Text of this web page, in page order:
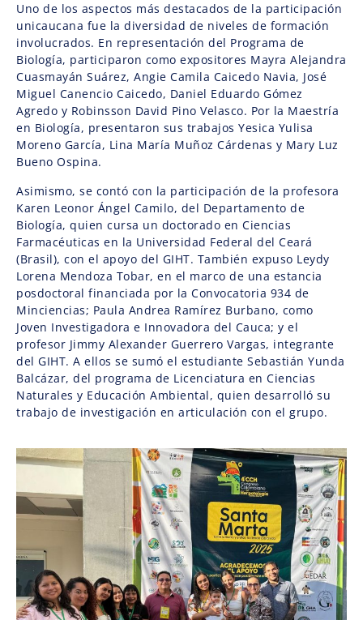
Uno de los aspectos más destacados de la participación
unicaucana fue la diversidad de niveles de formación
involucrados. En representación del Programa de
Biología, participaron como expositores Mayra Alejandra
Cuasmayán Suárez, Angie Camila Caicedo Navia, José
Miguel Canencio Caicedo, Daniel Eduardo Gómez
Agredo y Robinsson David Pino Velasco. Por la Maestría
en Biología, presentaron sus trabajos Yesica Yulisa
Moreno García, Lina María Muñoz Cárdenas y Mary Luz
Bueno Ospina.
Asimismo, se contó con la participación de la profesora
Karen Leonor Ángel Camilo, del Departamento de
Biología, quien cursa un doctorado en Ciencias
Farmacéuticas en la Universidad Federal del Ceará
(Brasil), con el apoyo del GIHT. También expuso Leydy
Lorena Mendoza Tobar, en el marco de una estancia
posdoctoral financiada por la Convocatoria 934 de
Minciencias; Paula Andrea Ramírez Burbano, como
Joven Investigadora e Innovadora del Cauca; y el
profesor Jimmy Alexander Guerrero Vargas, integrante
del GIHT. A ellos se sumó el estudiante Sebastián Yunda
Balcázar, del programa de Licenciatura en Ciencias
Naturales y Educación Ambiental, quien desarrolló su
trabajo de investigación en articulación con el grupo.